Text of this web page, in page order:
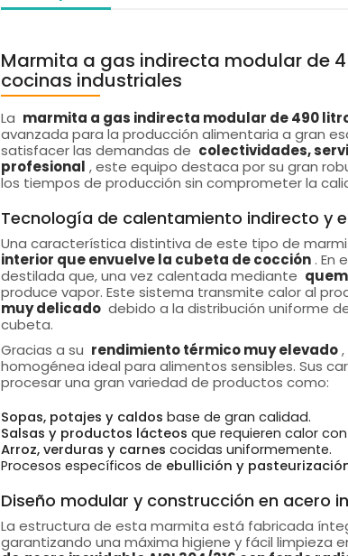
Marmita a gas indirecta modular de
cocinas industriales
La marmita a gas indirecta modular de 490
avanzada para la producción alimentaria a gran
satisfacer las demandas de colectividades,
profesional , este equipo destaca por su gran
los tiempos de producción sin comprometer la
Tecnología de calentamiento indirecto y
Una característica distintiva de este tipo de
interior que envuelve la cubeta de cocción . En
destilada que, una vez calentada mediante
produce vapor. Este sistema transmite calor al
muy delicado debido a la distribución uniforme
cubeta.
Gracias a su rendimiento térmico muy elevado
homogénea ideal para alimentos sensibles. Sus
procesar una gran variedad de productos como:
Sopas, potajes y caldos base de gran calidad.
Salsas y productos lácteos que requieren calor
Arroz, verduras y carnes cocidas uniformemente.
Procesos específicos de ebullición y
Diseño modular y construcción en acero
La estructura de esta marmita está fabricada
garantizando una máxima higiene y fácil limpieza